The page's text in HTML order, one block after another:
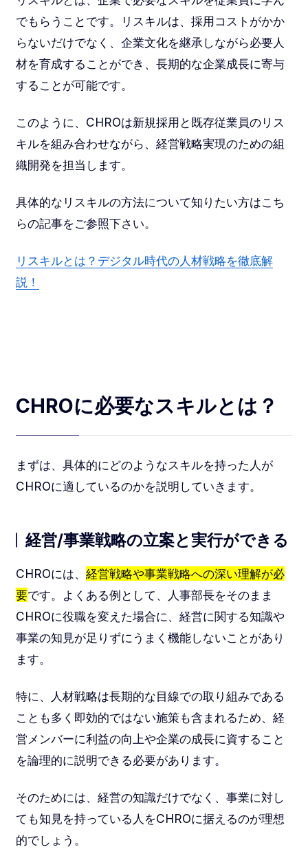
でもらうことです。リスキルは、採用コストがかか
らないだけでなく、企業文化を継承しながら必要人
材を育成することができ、長期的な企業成長に寄与
することが可能です。
このように、CHROは新規採用と既存従業員のリス
キルを組み合わせながら、経営戦略実現のための組
織開発を担当します。
具体的なリスキルの方法について知りたい方はこち
らの記事をご参照下さい。
リスキルとは？デジタル時代の人材戦略を徹底解
説！
CHROに必要なスキルとは？
まずは、具体的にどのようなスキルを持った人が
CHROに適しているのかを説明していきます。
経営/事業戦略の立案と実行ができる
CHROには、 経営戦略や事業戦略への深い理解が必
要です。よくある例として、人事部長をそのまま
CHROに役職を変えた場合に、経営に関する知識や
事業の知見が足りずにうまく機能しないことがあり
ます。
特に、人材戦略は長期的な目線での取り組みである
ことも多く即効的ではない施策も含まれるため、経
営メンバーに利益の向上や企業の成長に資すること
を論理的に説明できる必要があります。
そのためには、経営の知識だけでなく、事業に対し
ても知見を持っている人をCHROに据えるのが理想
的でしょう。